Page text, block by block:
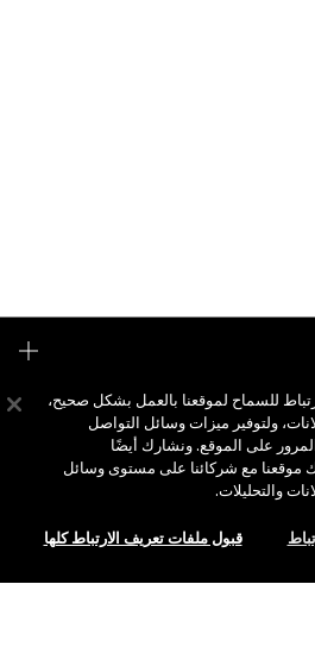
للسماح لموقعنا بالعمل بشكل صحيح،
ولتوفير ميزات وسائل التواصل
على الموقع. ونشارك أيضًا
مع شركائنا على مستوى وسائل
والتحليلات.
قبول ملفات تعريف الارتباط كلها